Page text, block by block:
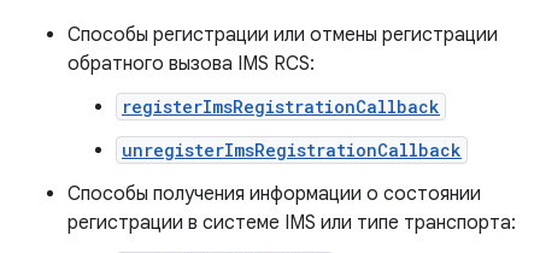
Способы регистрации или отмены регистрации
обратного вызова IMS RCS:
registerImsRegistrationCallback
unregisterImsRegistrationCallback
Способы получения информации о состоянии
регистрации в системе IMS или типе транспорта: